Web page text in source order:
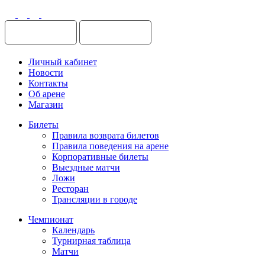
Личный кабинет
Новости
Контакты
Об арене
Магазин
Билеты
Правила возврата билетов
Правила поведения на арене
Корпоративные билеты
Выездные матчи
Ложи
Ресторан
Трансляции в городе
Чемпионат
Календарь
Турнирная таблица
Матчи